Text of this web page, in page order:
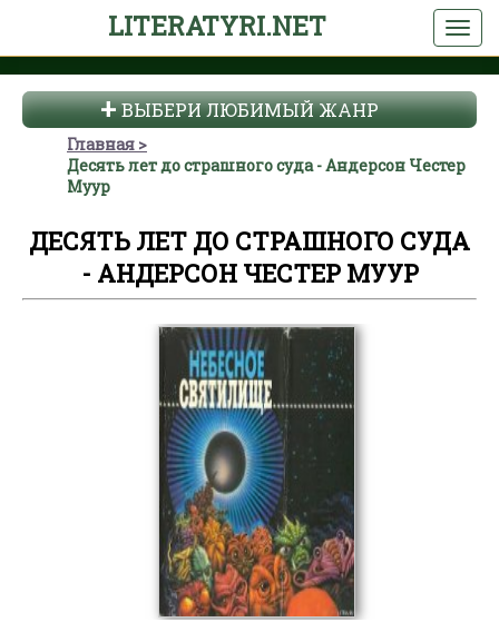
LITERATYRI.NET
ВЫБЕРИ ЛЮБИМЫЙ ЖАНР
Главная
Десять лет до страшного суда - Андерсон Честер
Муур
ДЕСЯТЬ ЛЕТ ДО СТРАШНОГО СУДА
- АНДЕРСОН ЧЕСТЕР МУУР